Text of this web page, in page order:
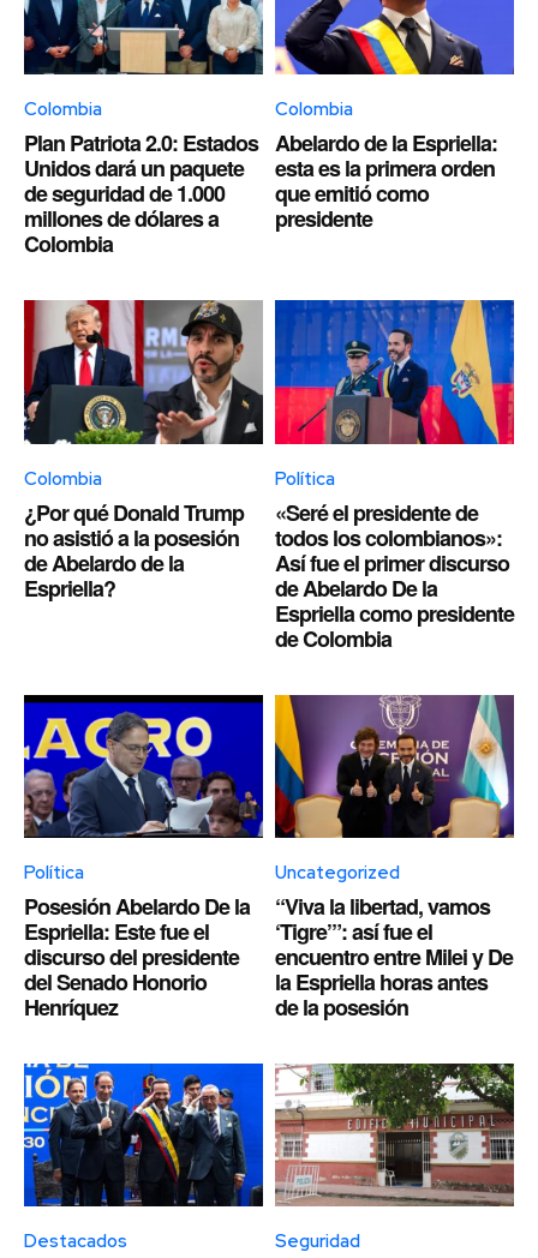
Colombia
Plan Patriota 2.0: Estados
Unidos dará un paquete
de seguridad de 1.000
millones de dólares a
Colombia
Colombia
Abelardo de la Espriella:
esta es la primera orden
que emitió como
presidente
Colombia
¿Por qué Donald Trump
no asistió a la posesión
de Abelardo de la
Espriella?
Política
«Seré el presidente de
todos los colombianos»:
Así fue el primer discurso
de Abelardo De la
Espriella como presidente
de Colombia
Política
Posesión Abelardo De la
Espriella: Este fue el
discurso del presidente
del Senado Honorio
Henríquez
Uncategorized
“Viva la libertad, vamos
‘Tigre’”: así fue el
encuentro entre Milei y De
la Espriella horas antes
de la posesión
Destacados Seguridad